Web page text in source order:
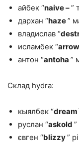
айбек “naive –”
дархан “haze”
владислав “
исламбек “arrow
антон “antoha ”
Склад hydra:
кыялбек “
руслан “askold
євген “blizzy”